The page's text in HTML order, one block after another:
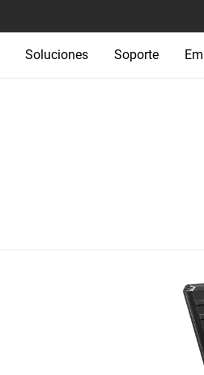
Soluciones Soporte